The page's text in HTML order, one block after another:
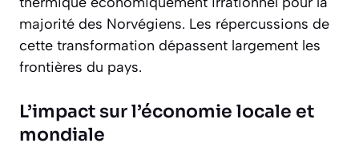
majorité des Norvégiens. Les répercussions de
cette transformation dépassent largement les
frontières du pays.
L’impact sur l’économie locale et
mondiale